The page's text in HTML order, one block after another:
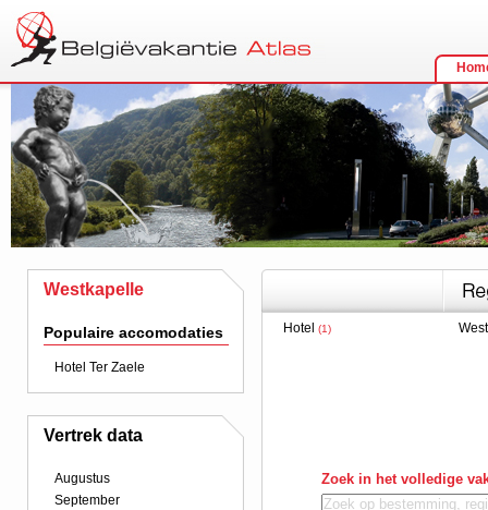
Westkapelle
Populaire accomodaties
Hotel Ter Zaele
Vertrek data
Augustus
September
Hotel (1)
Zoek in het volledige